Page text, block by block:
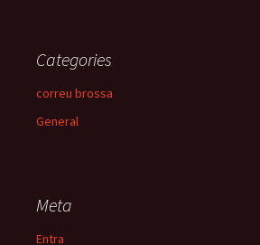
Categories
correu brossa
General
Meta
Entra